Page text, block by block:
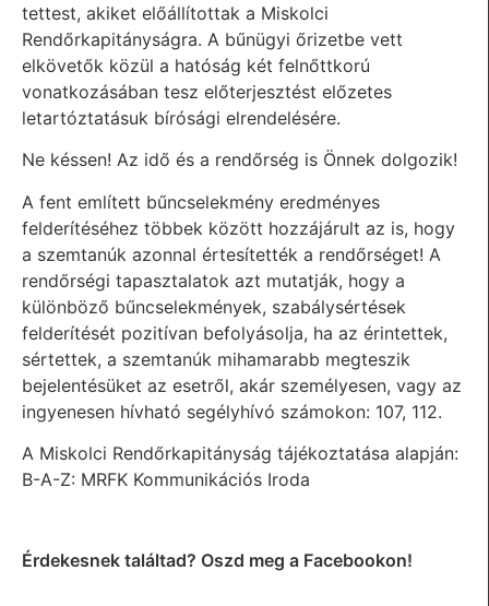
tettest, akiket előállítottak a Miskolci
Rendőrkapitányságra. A bűnügyi őrizetbe vett
elkövetők közül a hatóság két felnőttkorú
vonatkozásában tesz előterjesztést előzetes
letartóztatásuk bírósági elrendelésére.
Ne késsen! Az idő és a rendőrség is Önnek dolgozik!
A fent említett bűncselekmény eredményes
felderítéséhez többek között hozzájárult az is, hogy
a szemtanúk azonnal értesítették a rendőrséget! A
rendőrségi tapasztalatok azt mutatják, hogy a
különböző bűncselekmények, szabálysértések
felderítését pozitívan befolyásolja, ha az érintettek,
sértettek, a szemtanúk mihamarabb megteszik
bejelentésüket az esetről, akár személyesen, vagy az
ingyenesen hívható segélyhívó számokon: 107, 112.
A Miskolci Rendőrkapitányság tájékoztatása alapján:
B-A-Z: MRFK Kommunikációs Iroda
Érdekesnek találtad? Oszd meg a Facebookon!